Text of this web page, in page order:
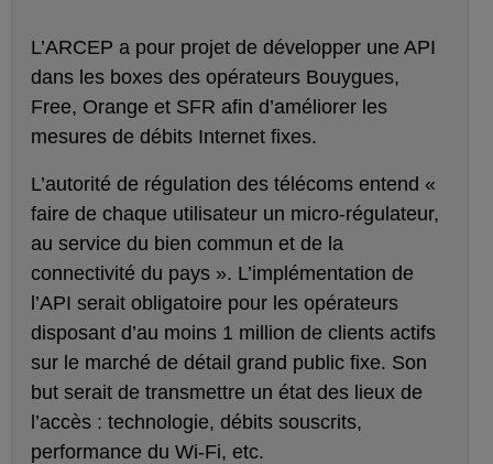
L’ARCEP a pour projet de développer une API
dans les boxes des opérateurs Bouygues,
Free, Orange et SFR afin d’améliorer les
mesures de débits Internet fixes.
L’autorité de régulation des télécoms entend «
faire de chaque utilisateur un micro-régulateur,
au service du bien commun et de la
connectivité du pays ». L’implémentation de
l’API serait obligatoire pour les opérateurs
disposant d’au moins 1 million de clients actifs
sur le marché de détail grand public fixe. Son
but serait de transmettre un état des lieux de
l’accès : technologie, débits souscrits,
performance du Wi-Fi, etc.